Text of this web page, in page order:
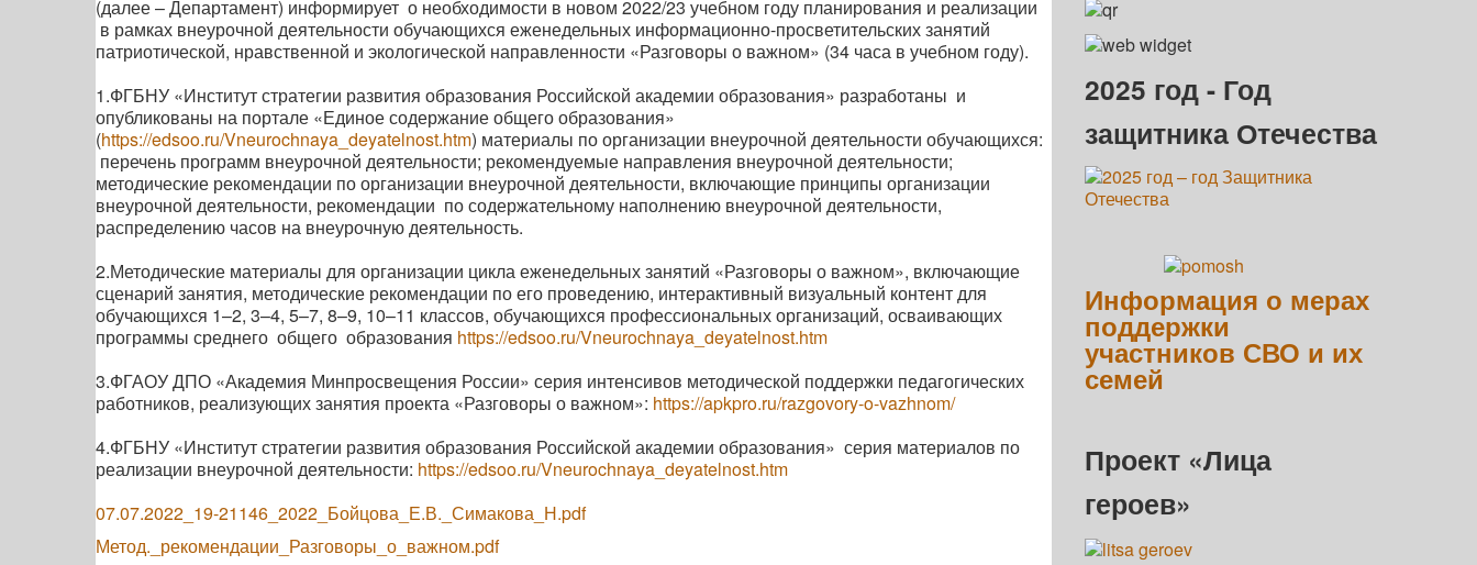
(далее – Департамент) информирует о необходимости в новом 2022/23 учебном году планирования и реализации
в рамках внеурочной деятельности обучающихся еженедельных информационно-просветительских занятий
патриотической, нравственной и экологической направленности «Разговоры о важном» (34 часа в учебном году).
1.ФГБНУ «Институт стратегии развития образования Российской академии образования» разработаны и
опубликованы на портале «Единое содержание общего образования»
(https://edsoo.ru/Vneurochnaya_deyatelnost.htm) материалы по организации внеурочной деятельности обучающихся:
перечень программ внеурочной деятельности; рекомендуемые направления внеурочной деятельности;
методические рекомендации по организации внеурочной деятельности, включающие принципы организации
внеурочной деятельности, рекомендации по содержательному наполнению внеурочной деятельности,
распределению часов на внеурочную деятельность.
2.Методические материалы для организации цикла еженедельных занятий «Разговоры о важном», включающие
сценарий занятия, методические рекомендации по его проведению, интерактивный визуальный контент для
обучающихся 1–2, 3–4, 5–7, 8–9, 10–11 классов, обучающихся профессиональных организаций, осваивающих
программы среднего общего образования https://edsoo.ru/Vneurochnaya_deyatelnost.htm
3.ФГАОУ ДПО «Академия Минпросвещения России» серия интенсивов методической поддержки педагогических
работников, реализующих занятия проекта «Разговоры о важном»: https://apkpro.ru/razgovory-o-vazhnom/
4.ФГБНУ «Институт стратегии развития образования Российской академии образования» серия материалов по
реализации внеурочной деятельности: https://edsoo.ru/Vneurochnaya_deyatelnost.htm
07.07.2022_19-21146_2022_Бойцова_Е.В._Симакова_Н.pdf
Метод._рекомендации_Разговоры_о_важном.pdf
2025 год - Год
защитника Отечества
Информация о мерах
поддержки
участников СВО и их
семей
Проект «Лица
героев»